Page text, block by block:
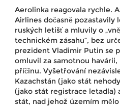
Aerolinka reagovala rychle.
Airlines dočasně pozastavily
ruských letišť a mluvily o
technickém zásahu“, bez
prezident Vladimir Putin se
omluvil za samotnou havárii,
příčinu. Vyšetřování
Kazachstán (jako stát
(jako stát registrace letadla)
stát, nad jehož územím